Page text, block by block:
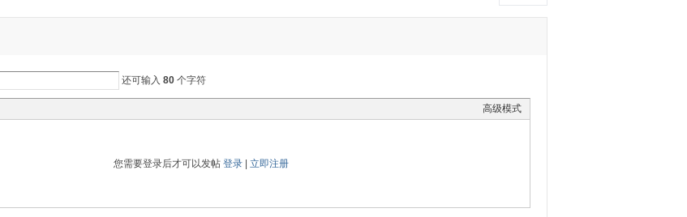
还可输入 80 个字符
高级模式
您需要登录后才可以发帖 登录| 立即注册